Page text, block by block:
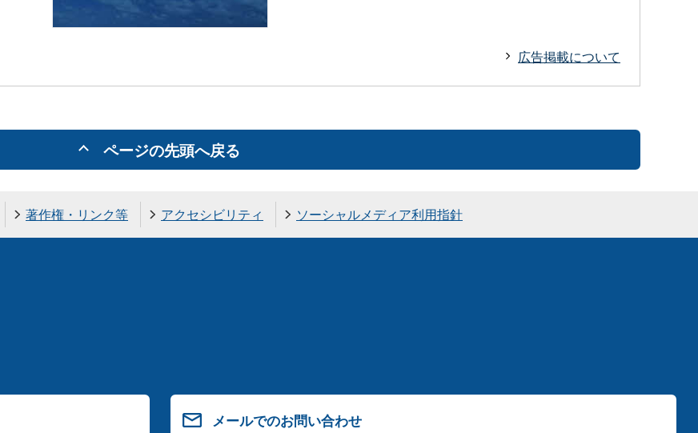
広告掲載について
ページの先頭へ戻る
著作権・リンク等 アクセシビリティ ソーシャルメディア利用指針
メールでのお問い合わせ